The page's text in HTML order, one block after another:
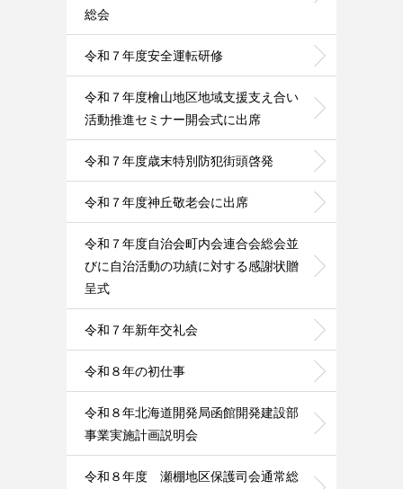
総会
令和７年度安全運転研修
令和７年度檜山地区地域支援支え合い
活動推進セミナー開会式に出席
令和７年度歳末特別防犯街頭啓発
令和７年度神丘敬老会に出席
令和７年度自治会町内会連合会総会並
びに自治活動の功績に対する感謝状贈
呈式
令和７年新年交礼会
令和８年の初仕事
令和８年北海道開発局函館開発建設部
事業実施計画説明会
令和８年度 瀬棚地区保護司会通常総